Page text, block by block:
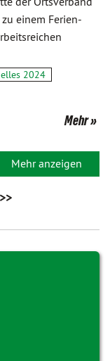
einem Ferien-
2024
Mehr
Mehr anzeigen
>>